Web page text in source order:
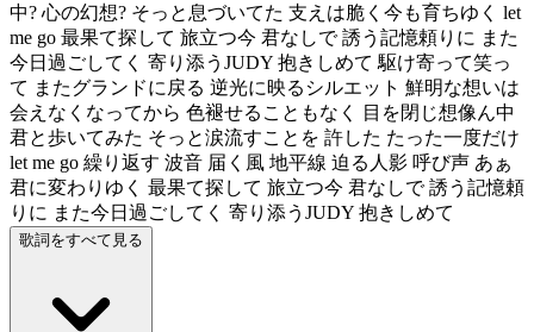
中? 心の幻想? そっと息づいてた 支えは脆く今も育ちゆく let
me go 最果て探して 旅立つ今 君なしで 誘う記憶頼りに また
今日過ごしてく 寄り添うJUDY 抱きしめて 駆け寄って笑っ
て またグランドに戻る 逆光に映るシルエット 鮮明な想いは
会えなくなってから 色褪せることもなく 目を閉じ想像ん中
君と歩いてみた そっと涙流すことを 許した たった一度だけ
let me go 繰り返す 波音 届く風 地平線 迫る人影 呼び声 あぁ
君に変わりゆく 最果て探して 旅立つ今 君なしで 誘う記憶頼
りに また今日過ごしてく 寄り添うJUDY 抱きしめて
歌詞をすべて見る